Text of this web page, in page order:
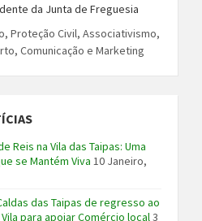
da Junta de Freguesia
Proteção Civil, Associativismo,
Comunicação e Marketing
Reis na Vila das Taipas: Uma
se Mantém Viva 10 Janeiro,
das Taipas de regresso ao
para apoiar Comércio local3